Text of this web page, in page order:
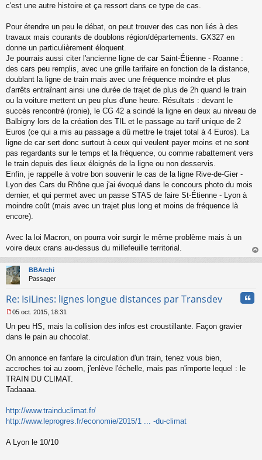
c'est une autre histoire et ça ressort dans ce type de cas.
Pour étendre un peu le débat, on peut trouver des cas non liés à des
travaux mais courants de doublons région/départements. GX327 en
donne un particulièrement éloquent.
Je pourrais aussi citer l'ancienne ligne de car Saint-Étienne - Roanne :
des cars peu remplis, avec une grille tarifaire en fonction de la distance,
doublant la ligne de train mais avec une fréquence moindre et plus
d'arrêts entraînant ainsi une durée de trajet de plus de 2h quand le train
ou la voiture mettent un peu plus d'une heure. Résultats : devant le
succès rencontré (ironie), le CG 42 a scindé la ligne en deux au niveau de
Balbigny lors de la création des TIL et le passage au tarif unique de 2
Euros (ce qui a mis au passage a dû mettre le trajet total à 4 Euros). La
ligne de car sert donc surtout à ceux qui veulent payer moins et ne sont
pas regardants sur le temps et la fréquence, ou comme rabattement vers
le train depuis des lieux éloignés de la ligne ou non desservis.
Enfin, je rappelle à votre bon souvenir le cas de la ligne Rive-de-Gier -
Lyon des Cars du Rhône que j'ai évoqué dans le concours photo du mois
dernier, et qui permet avec un passe STAS de faire St-Étienne - Lyon à
moindre coût (mais avec un trajet plus long et moins de fréquence là
encore).
Avec la loi Macron, on pourra voir surgir le même problème mais à un
voire deux crans au-dessus du millefeuille territorial.
au
BBArchi
Passager
Re: IsiLines: lignes longue distances par Transdev
e
s
g
e
n
o
u
05 oct. 2015, 18:31
Un peu HS, mais la collision des infos est croustillante. Façon gravier
dans le pain au chocolat.
On annonce en fanfare la circulation d'un train, tenez vous bien,
accroches toi au zoom, j'enlève l'échelle, mais pas n'importe lequel : le
TRAIN DU CLIMAT.
Tadaaaa.
http://www.trainduclimat.fr/
http://www.leprogres.fr/economie/2015/1 ... -du-climat
A Lyon le 10/10